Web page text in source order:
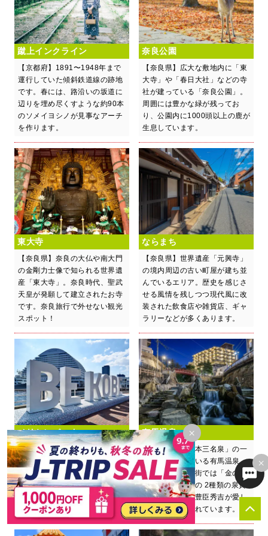
×
蹴上インクライン
【京都府】1891〜1948年まで
運行していた傾斜鉄道線の跡地
です。春には、路沿いの坂道に
辺りを埋め尽くすような約90本
のソメイヨシノが見事なアーチ
を作ります。
奈良公園
【奈良県】広大な敷地内に「東
大寺」や「春日大社」などの寺
社が建っている「奈良公園」。
周囲には豊かな緑が残ってお
り、公園内に1000頭以上の鹿が
生息しています。
東大寺
【奈良県】奈良の大仏や南大門
の金剛力士像で知られる世界遺
産「東大寺」。奈良時代、聖武
天皇が発願して建立されたお寺
です。奈良旅行で外せない観光
スポット！
ならまち
【奈良県】世界遺産「元興寺」
の境内周辺の古い町屋が建ち並
んでいるエリア。歴史を感じさ
せる風情を残しつつ現代風に改
装された飲食店や雑貨店、ギャ
ラリーなどが多くあります。
メリケンパーク
【兵庫県】夜はライトアップが
美しいロマンチックなスポッ
ト。「BE KOBE」のモニュメ
ント前での記念撮影は必須！海
を眺めてまったりするのもおす
すめです。
有馬温泉
【兵庫県】「日本三名泉」の一
つにも選ばれている有馬温泉。
風情がある温泉街では「金の
湯」「銀の湯」の 2種類の泉質
が楽しめます。豊臣秀吉が愛し
たことでも知られています。
×